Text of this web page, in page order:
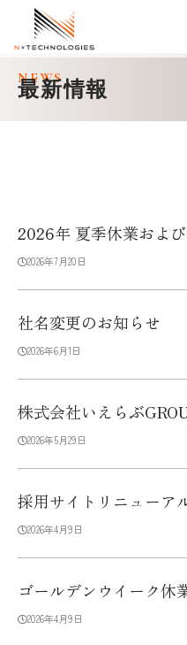
NEWS
最新情報
2026年 夏季休業およ
2026年7月20日
社名変更のお知らせ
2026年6月1日
株式会社いえらぶ
2026年5月29日
採用サイトリニューア
2026年4月9日
ゴールデンウイーク休
2026年4月9日